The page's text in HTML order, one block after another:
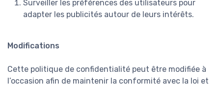
Surveiller les préférences des utilisateurs pour
adapter les publicités autour de leurs intérêts.
Modifications
Cette politique de confidentialité peut être modifiée à
l’occasion afin de maintenir la conformité avec la loi et